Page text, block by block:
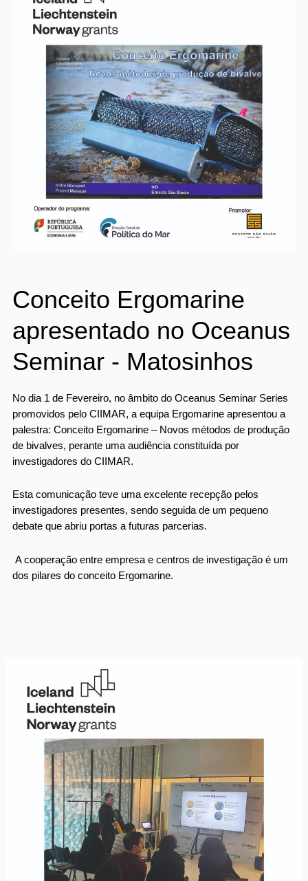
Conceito Ergomarine
apresentado no Oceanus
Seminar - Matosinhos
No dia 1 de Fevereiro, no âmbito do Oceanus Seminar Series
promovidos pelo CIIMAR, a equipa Ergomarine apresentou a
palestra: Conceito Ergomarine – Novos métodos de produção
de bivalves, perante uma audiência constituída por
investigadores do CIIMAR.
Esta comunicação teve uma excelente recepção pelos
investigadores presentes, sendo seguida de um pequeno
debate que abriu portas a futuras parcerias.
A cooperação entre empresa e centros de investigação é um
dos pilares do conceito Ergomarine.